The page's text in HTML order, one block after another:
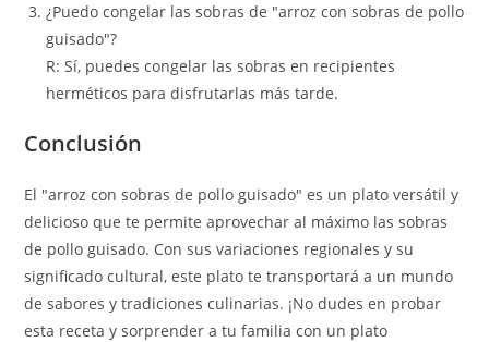
¿Puedo congelar las sobras de "arroz con sobras de pollo
guisado"?
R: Sí, puedes congelar las sobras en recipientes
herméticos para disfrutarlas más tarde.
Conclusión
El "arroz con sobras de pollo guisado" es un plato versátil y
delicioso que te permite aprovechar al máximo las sobras
de pollo guisado. Con sus variaciones regionales y su
significado cultural, este plato te transportará a un mundo
de sabores y tradiciones culinarias. ¡No dudes en probar
esta receta y sorprender a tu familia con un plato